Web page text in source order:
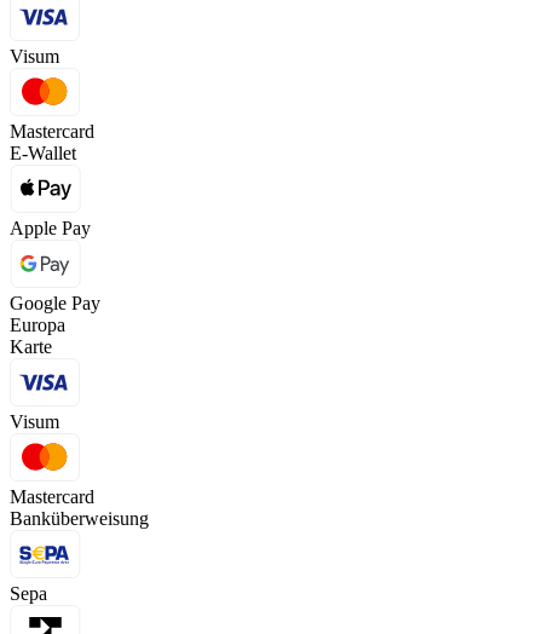
Visum
Mastercard
E-Wallet
Apple Pay
Google Pay
Europa
Karte
Visum
Mastercard
Banküberweisung
Sepa